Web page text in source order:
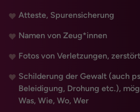
Atteste, Spurensicherung
Namen von Zeug*innen
Fotos von Verletzungen,
Schilderung der Gewalt (auch
Beleidigung, Drohung etc.),
Was, Wie, Wo, Wer